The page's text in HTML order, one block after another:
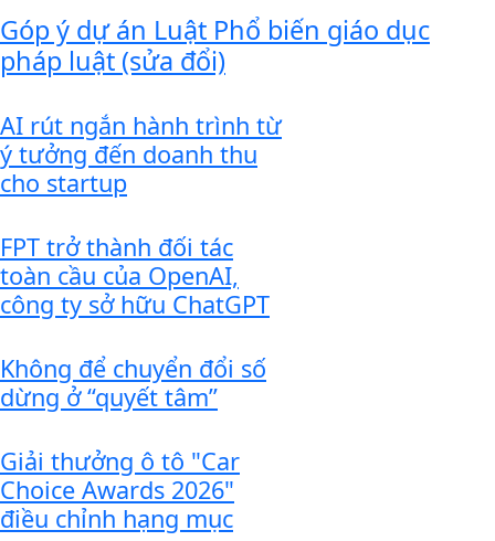
Góp ý dự án Luật Phổ biến giáo dục
pháp luật (sửa đổi)
AI rút ngắn hành trình từ
ý tưởng đến doanh thu
cho startup
FPT trở thành đối tác
toàn cầu của OpenAI,
công ty sở hữu ChatGPT
Không để chuyển đổi số
dừng ở “quyết tâm”
Giải thưởng ô tô "Car
Choice Awards 2026"
điều chỉnh hạng mục